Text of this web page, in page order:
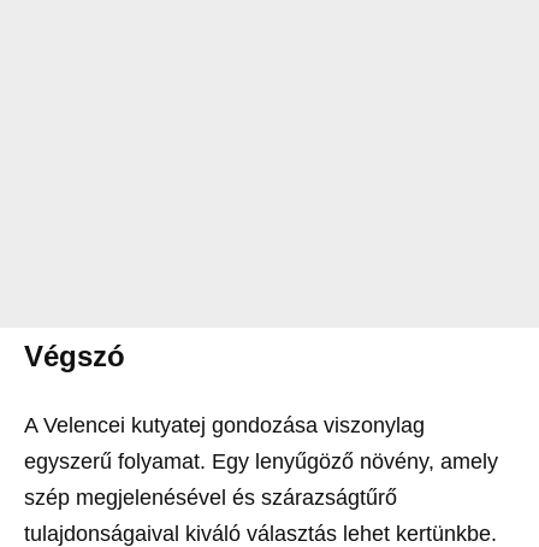
Végszó
A Velencei kutyatej gondozása viszonylag
egyszerű folyamat. Egy lenyűgöző növény, amely
szép megjelenésével és szárazságtűrő
tulajdonságaival kiváló választás lehet kertünkbe.